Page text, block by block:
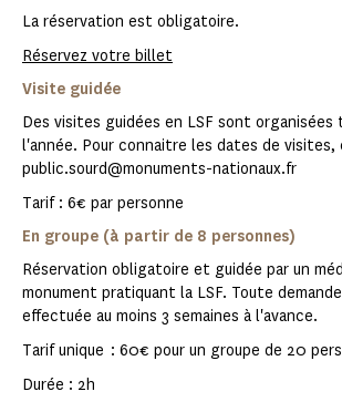
La réservation est obligatoire.
Réservez votre billet
Visite guidée
Des visites guidées en LSF sont
l'année. Pour connaitre les dates de visites,
public.sourd@monuments-nationaux.fr
Tarif : 6€ par personne
En groupe (à partir de 8 personnes)
Réservation obligatoire et guidée par un
monument pratiquant la LSF. Toute
effectuée au moins 3 semaines à l'avance.
Tarif unique : 60€ pour un groupe de 20
Durée : 2h